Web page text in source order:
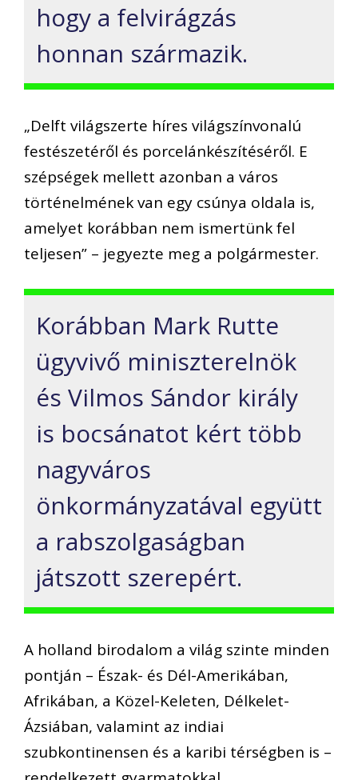
hogy a felvirágzás
honnan származik.
„Delft világszerte híres világszínvonalú
festészetéről és porcelánkészítéséről. E
szépségek mellett azonban a város
történelmének van egy csúnya oldala is,
amelyet korábban nem ismertünk fel
teljesen” – jegyezte meg a polgármester.
Korábban Mark Rutte
ügyvivő miniszterelnök
és Vilmos Sándor király
is bocsánatot kért több
nagyváros
önkormányzatával együtt
a rabszolgaságban
játszott szerepért.
A holland birodalom a világ szinte minden
pontján – Észak- és Dél-Amerikában,
Afrikában, a Közel-Keleten, Délkelet-
Ázsiában, valamint az indiai
szubkontinensen és a karibi térségben is –